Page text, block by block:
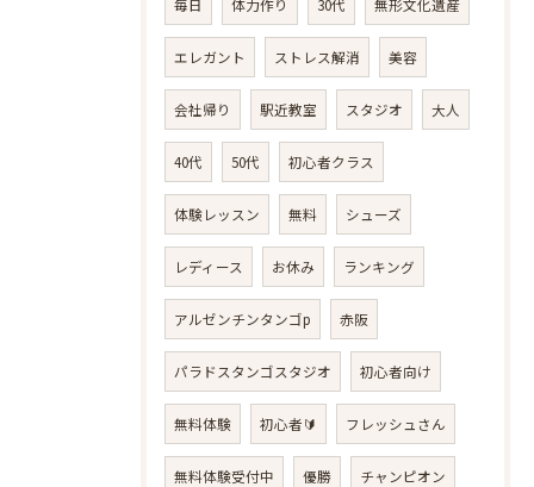
毎日 体力作り 30代 無形文化遺産
エレガント ストレス解消 美容
会社帰り 駅近教室 スタジオ 大人
40代 50代 初心者クラス
体験レッスン 無料 シューズ
レディース お休み ランキング
アルゼンチンタンゴp 赤阪
パラドスタンゴスタジオ 初心者向け
無料体験 初心者🔰 フレッシュさん
無料体験受付中 優勝 チャンピオン